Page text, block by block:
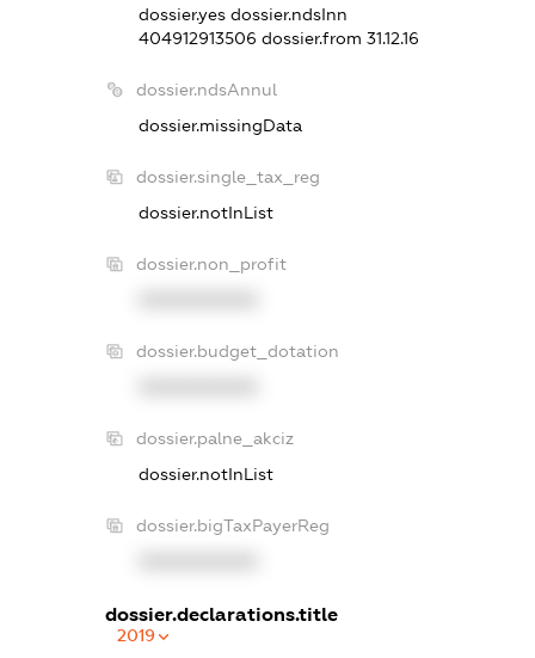
dossier.yesdossier.ndsInn
404912913506dossier.from 31.12.16
dossier.ndsAnnul
dossier.missingData
dossier.single_tax_reg
dossier.notInList
dossier.non_profit
dossier.budget_dotation
dossier.palne_akciz
dossier.notInList
dossier.bigTaxPayerReg
dossier.declarations.title
2019